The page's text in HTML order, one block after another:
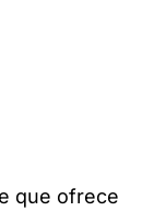
que ofrece